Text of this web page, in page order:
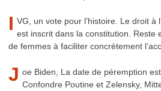
I VG, un vote pour l’histoire. Le droit à
est inscrit dans la constitution. Reste
de femmes à faciliter concrètement
J oe Biden, La date de péremption
Confondre Poutine et Zelensky,